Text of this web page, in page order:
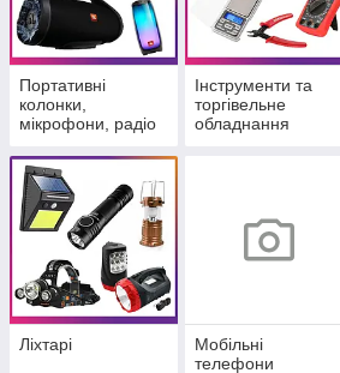
Портативні
колонки,
мікрофони, радіо
Інструменти та
торгівельне
обладнання
Ліхтарі
Мобільні
телефони